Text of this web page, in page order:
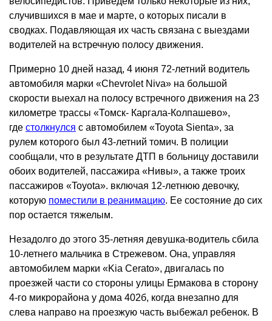
случившихся в мае и марте, о которых писали в
сводках. Подавляющая их часть связана с выездами
водителей на встречную полосу движения.
Примерно 10 дней назад, 4 июня 72-летний водитель
автомобиля марки «Chevrolet Niva» на большой
скорости выехал на полосу встречного движения на 23
километре трассы «Томск- Каргала-Колпашево»,
где столкнулся с автомобилем «Toyota Sienta», за
рулем которого был 43-летний томич. В полиции
сообщали, что в результате ДТП в больницу доставили
обоих водителей, пассажира «Нивы», а также троих
пассажиров «Toyota». включая 12-летнюю девочку,
которую поместили в реанимацию. Ее состояние до сих
пор остается тяжелым.
Незадолго до этого 35-летняя девушка-водитель сбила
10-летнего мальчика в Стрежевом. Она, управляя
автомобилем марки «Kia Cerato», двигалась по
проезжей части со стороны улицы Ермакова в сторону
4-го микрорайона у дома 402б, когда внезапно для
слева направо на проезжую часть выбежал ребенок. В